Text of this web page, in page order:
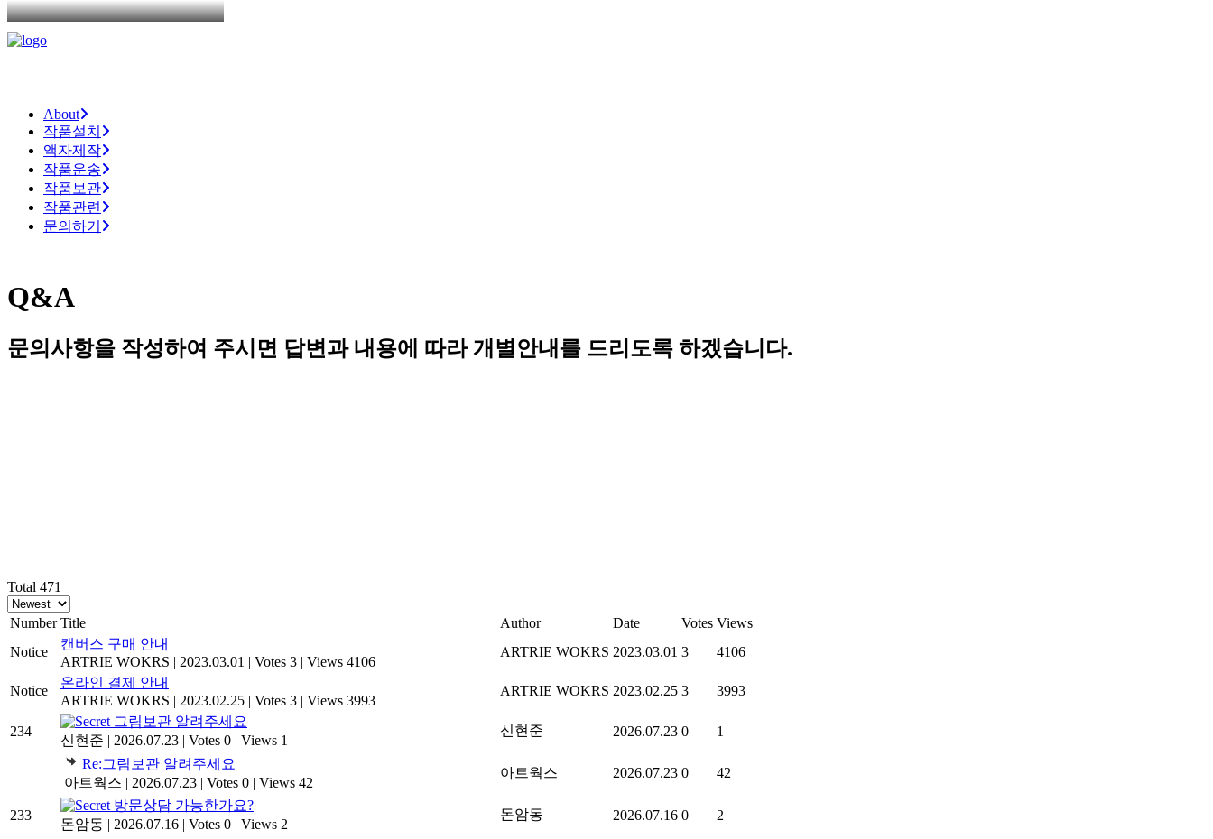
About
작품설치
액자제작
작품운송
작품보관
작품관련
문의하기
Q&A
문의사항을 작성하여 주시면 답변과 내용에 따라 개별안내를 드리도록 하겠습니다.
Total 471
Number Title Author Date Votes Views
Notice
캔버스 구매 안내
ARTRIE WOKRS | 2023.03.01 | Votes 3 | Views 4106
ARTRIE WOKRS 2023.03.01 3 4106
Notice
온라인 결제 안내
ARTRIE WOKRS | 2023.02.25 | Votes 3 | Views 3993
ARTRIE WOKRS 2023.02.25 3 3993
234
그림보관 알려주세요
신현준 | 2026.07.23 | Votes 0 | Views 1
신현준 2026.07.23 0 1
Re:그림보관 알려주세요
아트웍스 | 2026.07.23 | Votes 0 | Views 42
아트웍스 2026.07.23 0 42
233
방문상담 가능한가요?
돈암동 | 2026.07.16 | Votes 0 | Views 2
돈암동 2026.07.16 0 2